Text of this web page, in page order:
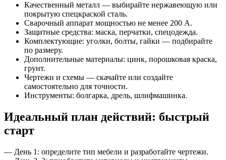
Качественный металл — выбирайте нержавеющую или
покрытую спецкраской сталь.
Сварочный аппарат мощностью не менее 200 А.
Защитные средства: маска, перчатки, спецодежда.
Комплектующие: уголки, болты, гайки — подбирайте
по размеру.
Дополнительные материалы: цинк, порошковая краска,
грунт.
Чертежи и схемы — скачайте или создайте
самостоятельно для точности.
Инструменты: болгарка, дрель, шлифмашинка.
Идеальный план действий: быстрый
старт
— День 1: определите тип мебели и разработайте чертежи.